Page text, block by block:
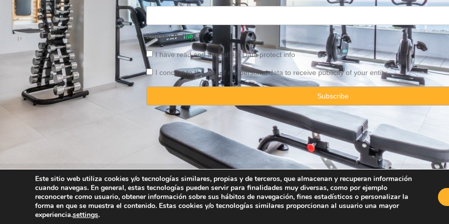
Privacy Policy
I have read and accept theDataprotect info
I concent to the use of my personal data to receive publicity of your entity
Copyright © 2025 Property Consulting Spain By JadeVillas S.L. ·Legal advice Privacy
Este sitio web utiliza cookies y/o tecnologías similares, propias y de terceros, que almacenan y recuperan información
cuando navegas. En general, estas tecnologías pueden servir para finalidades muy diversas, como por ejemplo
reconocerte como usuario, obtener información sobre sus hábitos de navegación, fines estadísticos o personalizar la
forma en que se muestra el contenido. Estas cookies y/o tecnologías similares proporcionan al usuario una mayor
experiencia.settings.